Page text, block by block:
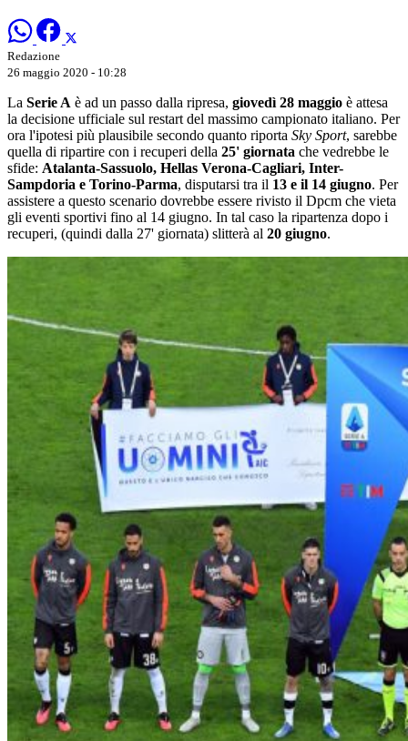
Redazione
26 maggio 2020 - 10:28
La Serie A è ad un passo dalla ripresa, giovedì 28 maggio è attesa
la decisione ufficiale sul restart del massimo campionato italiano. Per
ora l'ipotesi più plausibile secondo quanto riporta Sky Sport, sarebbe
quella di ripartire con i recuperi della 25' giornata che vedrebbe le
sfide: Atalanta-Sassuolo, Hellas Verona-Cagliari, Inter-
Sampdoria e Torino-Parma, disputarsi tra il 13 e il 14 giugno. Per
assistere a questo scenario dovrebbe essere rivisto il Dpcm che vieta
gli eventi sportivi fino al 14 giugno. In tal caso la ripartenza dopo i
recuperi, (quindi dalla 27' giornata) slitterà al 20 giugno.